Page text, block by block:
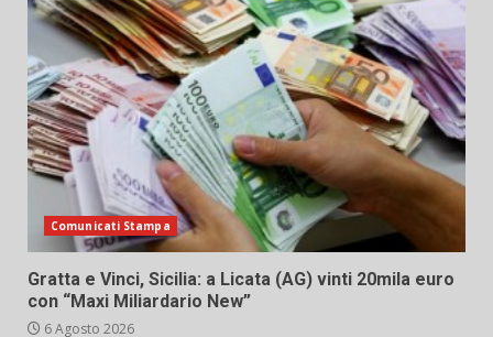
Comunicati Stampa
Gratta e Vinci, Sicilia: a Licata (AG) vinti 20mila euro
con “Maxi Miliardario New”
6 Agosto 2026